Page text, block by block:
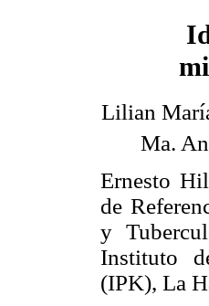
Lilian
Ma.
Ernesto
de
y
Instituto
(IPK), La